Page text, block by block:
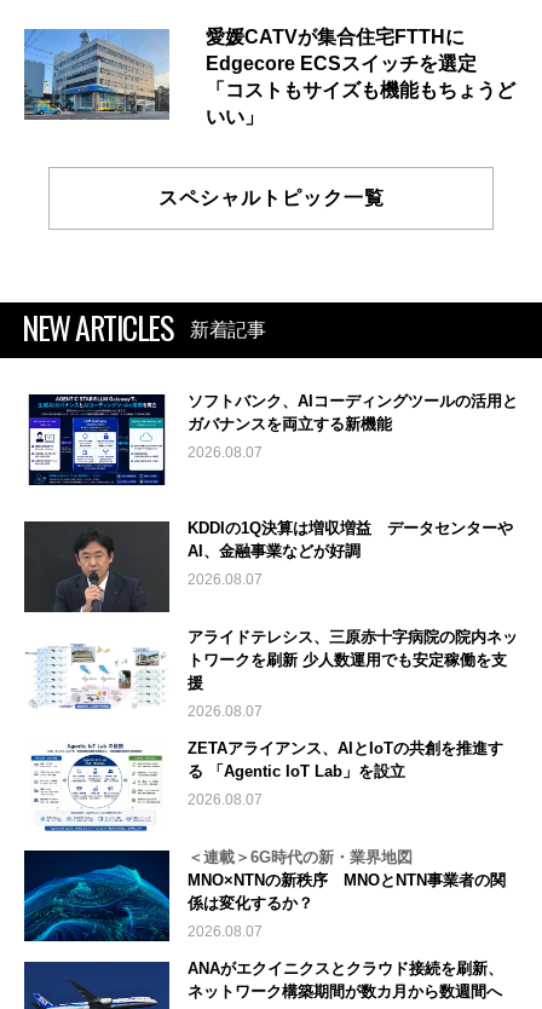
愛媛CATVが集合住宅FTTHに
Edgecore ECSスイッチを選定
「コストもサイズも機能もちょうど
いい」
スペシャルトピック一覧
NEW ARTICLES 新着記事
ソフトバンク、AIコーディングツールの活用と
ガバナンスを両立する新機能
2026.08.07
KDDIの1Q決算は増収増益 データセンターや
AI、金融事業などが好調
2026.08.07
アライドテレシス、三原赤十字病院の院内ネッ
トワークを刷新 少人数運用でも安定稼働を支
援
2026.08.07
ZETAアライアンス、AIとIoTの共創を推進す
る 「Agentic IoT Lab」を設立
2026.08.07
＜連載＞6G時代の新・業界地図
MNO×NTNの新秩序 MNOとNTN事業者の関
係は変化するか？
2026.08.07
ANAがエクイニクスとクラウド接続を刷新、
ネットワーク構築期間が数カ月から数週間へ